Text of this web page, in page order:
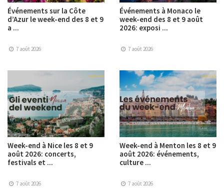
Événements sur la Côte
d’Azur le week-end des 8 et 9
a ...
7 août 2026
Événements à Monaco le
week-end des 8 et 9 août
2026: exposi ...
7 août 2026
Week-end à Nice les 8 et 9
août 2026: concerts,
festivals et ...
7 août 2026
Week-end à Menton les 8 et 9
août 2026: événements,
culture ...
7 août 2026